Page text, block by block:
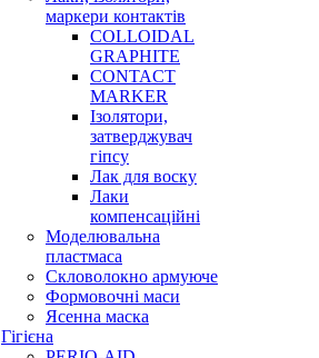
маркери контактів
COLLOIDAL
GRAPHITE
CONTACT
MARKER
Ізолятори,
затверджувач
гіпсу
Лак для воску
Лаки
компенсаційні
Моделювальна
пластмаса
Скловолокно армуюче
Формовочні маси
Ясенна маска
Гігієна